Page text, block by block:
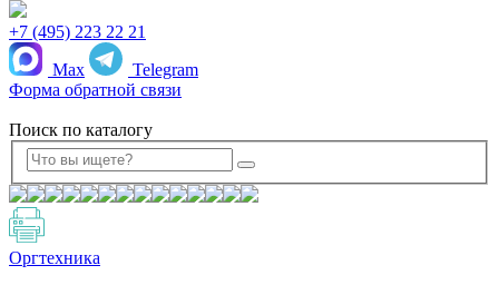
+7 (495) 223 22 21
Max
Telegram
Форма обратной связи
Поиск по каталогу
Оргтехника